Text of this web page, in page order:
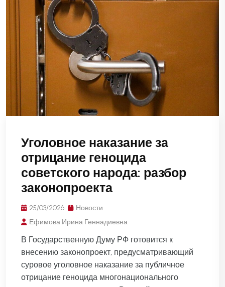
Уголовное наказание за
отрицание геноцида
советского народа: разбор
законопроекта
25/03/2026
Новости
Ефимова Ирина Геннадиевна
В Государственную Думу РФ готовится к
внесению законопроект, предусматривающий
суровое уголовное наказание за публичное
отрицание геноцида многонационального